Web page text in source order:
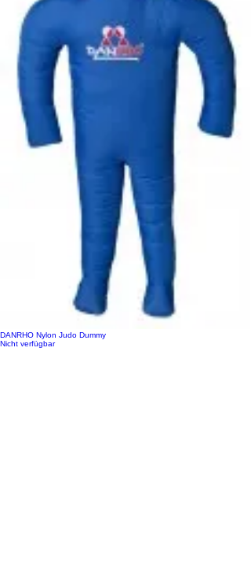
DANRHO Nylon Judo Dummy
Nicht verfügbar